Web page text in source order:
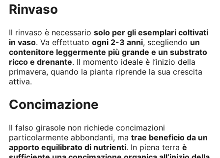
Rinvaso
Il rinvaso è necessario solo per gli esemplari coltivati
in vaso. Va effettuato ogni 2-3 anni, scegliendo un
contenitore leggermente più grande e un substrato
ricco e drenante. Il momento ideale è l’inizio della
primavera, quando la pianta riprende la sua crescita
attiva.
Concimazione
Il falso girasole non richiede concimazioni
particolarmente abbondanti, ma trae beneficio da un
apporto equilibrato di nutrienti. In piena terra è